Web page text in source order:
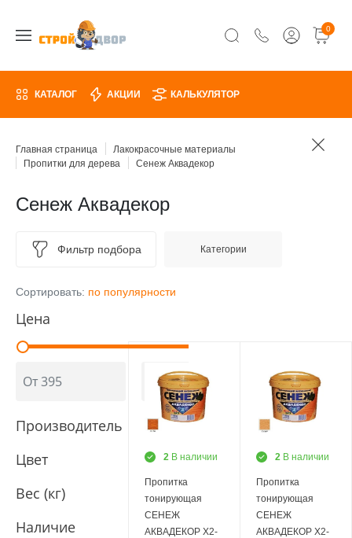
0
КАТАЛОГ АКЦИИ КАЛЬКУЛЯТОР
Главная страница
Лакокрасочные материалы
Пропитки для дерева
Сенеж Аквадекор
Сенеж Аквадекор
Фильтр подбора Категории
Сортировать: по популярности
Цена
Производитель
Цвет
Вес (кг)
Наличие
2 В наличии
Пропитка
тонирующая
СЕНЕЖ
АКВАДЕКОР Х2-
2 В наличии
Пропитка
тонирующая
СЕНЕЖ
АКВАДЕКОР Х2-